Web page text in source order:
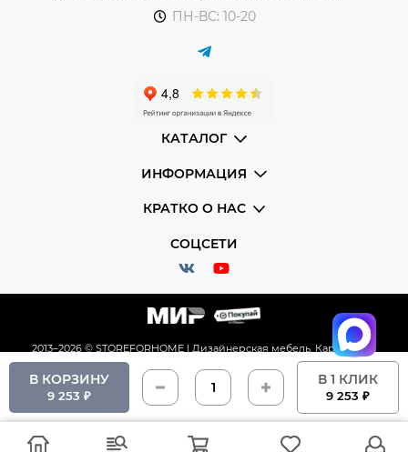
В КОРЗИНУ
9 253 ₽
В 1 КЛИК
9 253 ₽
ПН-ВС: 10-20
КАТАЛОГ
ИНФОРМАЦИЯ
КРАТКО О НАС
СОЦСЕТИ
2013–2026 © STOREFORHOME | Дизайнерская мебель. Карта сайта